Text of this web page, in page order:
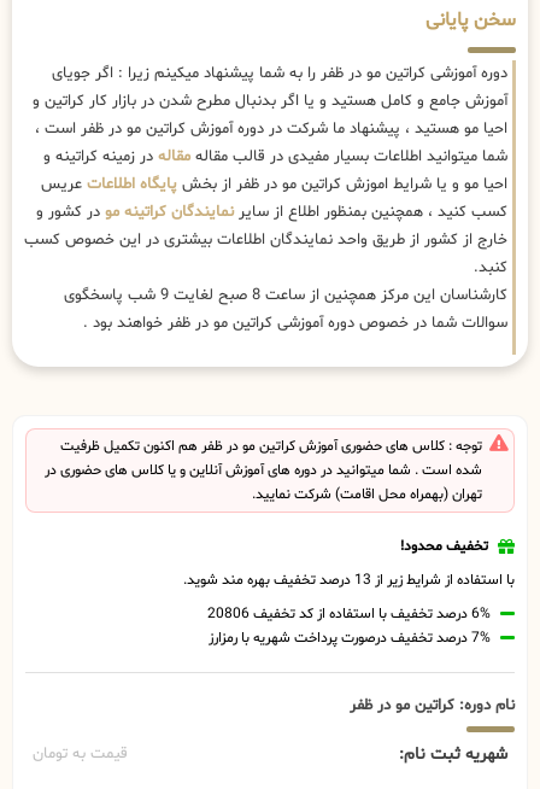
سخن پایانی
دوره آموزشی کراتین مو در ظفر را به شما پیشنهاد میکینم زیرا : اگر جویای
آموزش جامع و کامل هستید و یا اگر بدنبال مطرح شدن در بازار کار کراتین و
احیا مو هستید ، پیشنهاد ما شرکت در دوره آموزش کراتین مو در ظفر است ،
شما میتوانید اطلاعات بسیار مفیدی در قالب مقاله مقاله در زمینه کراتینه و
احیا مو و یا شرایط اموزش کراتین مو در ظفر از بخش پایگاه اطلاعات عریس
کسب کنید ، همچنین بمنظور اطلاع از سایرنمایندگان کراتینه مو در کشور و
خارج از کشور از طریق واحد نمایندگان اطلاعات بیشتری در این خصوص کسب
کنبد.
کارشناسان این مرکز همچنین از ساعت 8 صبح لغایت 9 شب پاسخگوی
سوالات شما در خصوص دوره آموزشی کراتین مو در ظفر خواهند بود .
توجه : کلاس های حضوری آموزش کراتین مو در ظفر هم اکنون تکمیل ظرفیت
شده است . شما میتوانید در دوره های آموزش آنلاین و یا کلاس های حضوری در
تهران (بهمراه محل اقامت) شرکت نمایید.
تخفیف محدود!
با استفاده از شرایط زیر از 13 درصد تخفیف بهره مند شوید.
6% درصد تخفیف با استفاده از کد تخفیف 20806
7% درصد تخفیف درصورت پرداخت شهریه با رمزارز
نام دوره: کراتین مو در ظفر
شهریه ثبت نام: قیمت به تومان